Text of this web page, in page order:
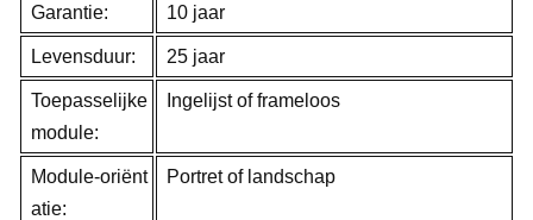
Garantie: 10 jaar
Levensduur: 25 jaar
Toepasselijke
module:
Ingelijst of frameloos
Module-oriënt
atie:
Portret of landschap